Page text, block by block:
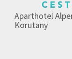
Aparthotel
Korutany